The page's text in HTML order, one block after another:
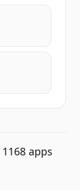
1168apps